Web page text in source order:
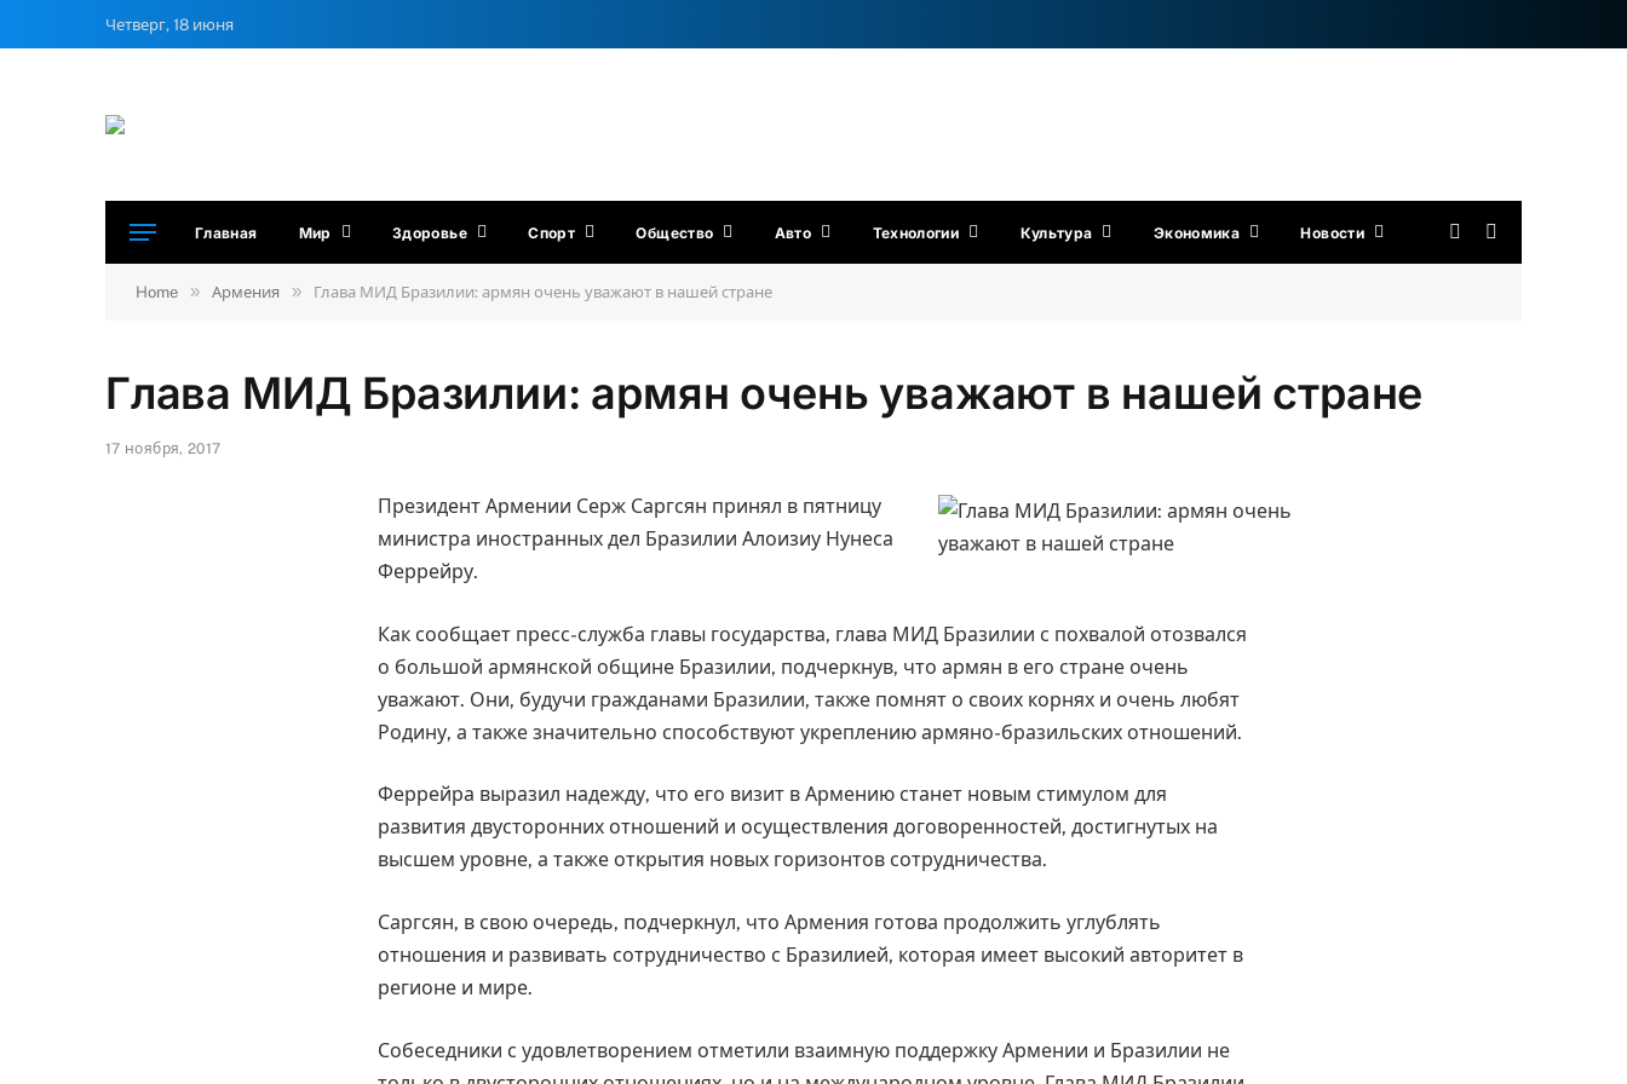
Четверг, 18 июня
Главная Мир Здоровье Спорт Общество Авто Технологии Культура Экономика Новости
Home » Армения » Глава МИД Бразилии: армян очень уважают в нашей стране
Глава МИД Бразилии: армян очень уважают в нашей стране
17 ноября, 2017
Президент Армении Серж Саргсян принял в пятницу
министра иностранных дел Бразилии Алоизиу Нунеса
Феррейру.
Как сообщает пресс-служба главы государства, глава МИД Бразилии с похвалой отозвался
о большой армянской общине Бразилии, подчеркнув, что армян в его стране очень
уважают. Они, будучи гражданами Бразилии, также помнят о своих корнях и очень любят
Родину, а также значительно способствуют укреплению армяно-бразильских отношений.
Феррейра выразил надежду, что его визит в Армению станет новым стимулом для
развития двусторонних отношений и осуществления договоренностей, достигнутых на
высшем уровне, а также открытия новых горизонтов сотрудничества.
Саргсян, в свою очередь, подчеркнул, что Армения готова продолжить углублять
отношения и развивать сотрудничество с Бразилией, которая имеет высокий авторитет в
регионе и мире.
Собеседники с удовлетворением отметили взаимную поддержку Армении и Бразилии не